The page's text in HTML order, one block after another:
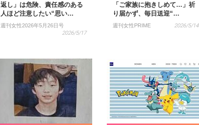
返し」は危険、責任感のある
人ほど注意したい“思い…
週刊女性2026年5月26日号
2026/5/17
「ご家族に抱きしめて…」祈
り届かず、毎日送迎“…
週刊女性PRIME 2026/5/14